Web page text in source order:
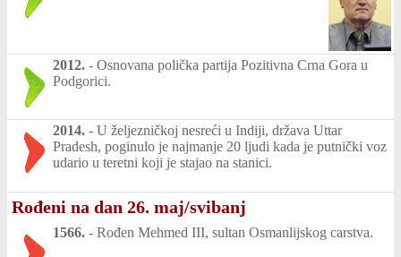
2012. - Osnovana polička partija Pozitivna Crna Gora u
Podgorici.
2014. - U željezničkoj nesreći u Indiji, država Uttar
Pradesh, poginulo je najmanje 20 ljudi kada je putnički voz
udario u teretni koji je stajao na stanici.
Rođeni na dan 26. maj/svibanj
1566. - Rođen Mehmed III, sultan Osmanlijskog carstva.